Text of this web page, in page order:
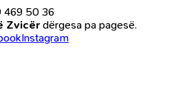
469 50 36
Zvicër dërgesa pa pagesë.
Instagram